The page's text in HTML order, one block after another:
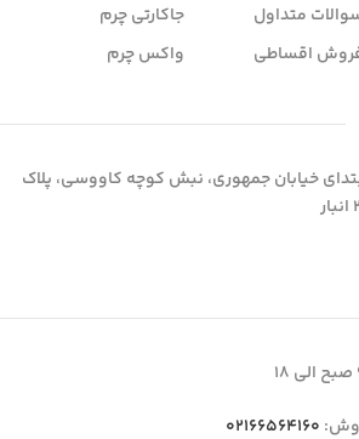
متداول
اقساطی
جاکارتی چرم
واکس چرم
ابتدای خیابان جمهوری، نبش کوچه کاووسی، پلاک
02166564160